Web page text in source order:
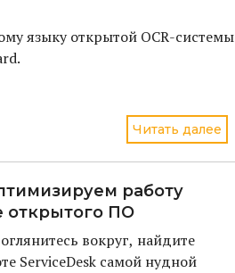
языку открытой OCR-системы
Читать далее
работу
открытого ПО
вокруг, найдите
ServiceDesk самой нудной